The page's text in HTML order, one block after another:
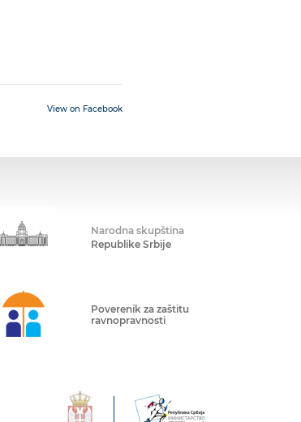
View on Facebook
Narodna skupština
Republike Srbije
Poverenik za zaštitu
ravnopravnosti